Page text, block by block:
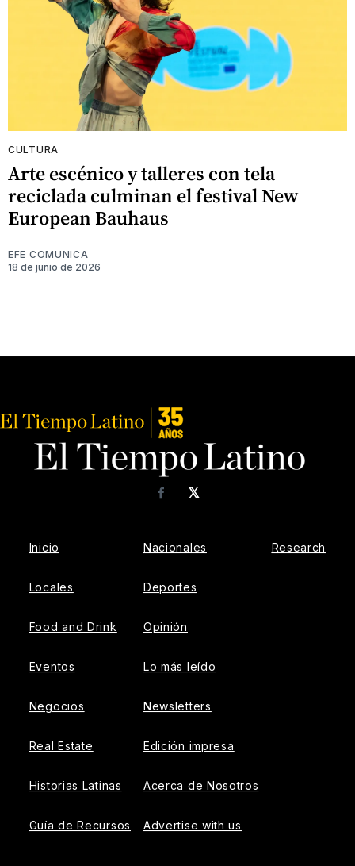
CULTURA
Arte escénico y talleres con tela
reciclada culminan el festival New
European Bauhaus
EFE COMUNICA
18 de junio de 2026
𝕏
Facebook
Inicio
Locales
Food and Drink
Eventos
Negocios
Real Estate
Historias Latinas
Guía de Recursos
Nacionales
Deportes
Opinión
Lo más leído
Newsletters
Edición impresa
Acerca de Nosotros
Advertise with us
Research